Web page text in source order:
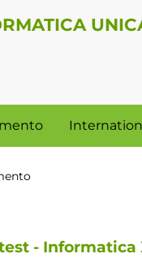
- Informatica